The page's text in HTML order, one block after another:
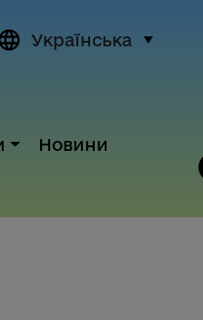
Українська
Новини